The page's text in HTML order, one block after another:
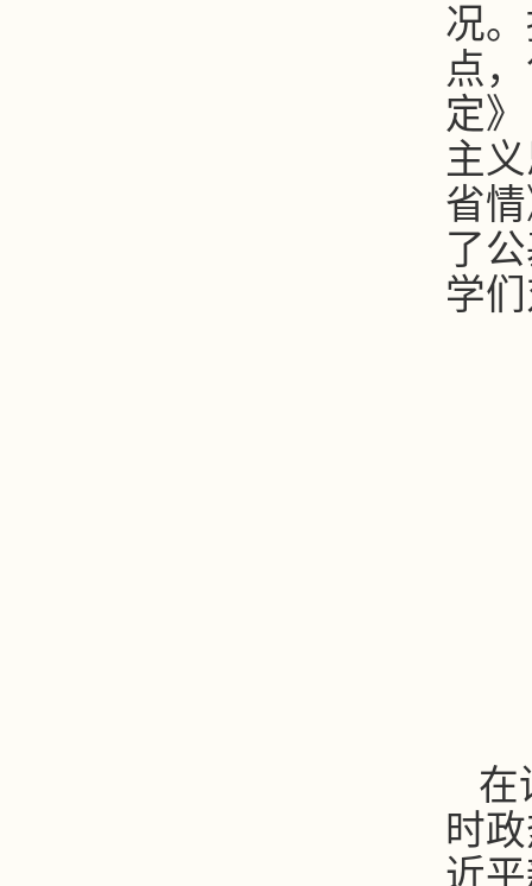
况
点
定
主
省
了
学
在
时
近